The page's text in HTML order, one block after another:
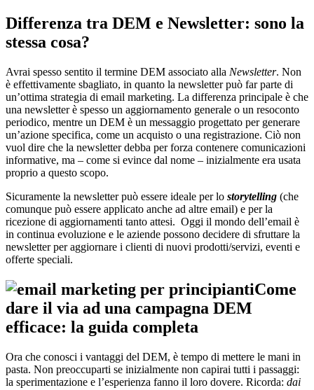
Differenza tra DEM e Newsletter: sono la
stessa cosa?
Avrai spesso sentito il termine DEM associato alla Newsletter. Non
è effettivamente sbagliato, in quanto la newsletter può far parte di
un’ottima strategia di email marketing. La differenza principale è che
una newsletter è spesso un aggiornamento generale o un resoconto
periodico, mentre un DEM è un messaggio progettato per generare
un’azione specifica, come un acquisto o una registrazione. Ciò non
vuol dire che la newsletter debba per forza contenere comunicazioni
informative, ma – come si evince dal nome – inizialmente era usata
proprio a questo scopo.
Sicuramente la newsletter può essere ideale per lo storytelling (che
comunque può essere applicato anche ad altre email) e per la
ricezione di aggiornamenti tanto attesi. Oggi il mondo dell’email è
in continua evoluzione e le aziende possono decidere di sfruttare la
newsletter per aggiornare i clienti di nuovi prodotti/servizi, eventi e
offerte speciali.
Come
dare il via ad una campagna DEM
efficace: la guida completa
Ora che conosci i vantaggi del DEM, è tempo di mettere le mani in
pasta. Non preoccuparti se inizialmente non capirai tutti i passaggi:
la sperimentazione e l’esperienza fanno il loro dovere. Ricorda: dai